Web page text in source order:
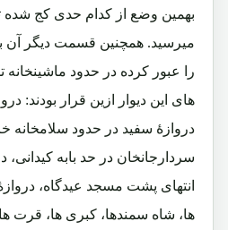
بهمین وضع از کدام حدی کج شده
میرسید. همچنین قسمت دیگر آن
را عبور کرده در حدود ماشینخانه
های این دیوار ازین قرار بودند:
دروازۀ سفید در حدود سلامخانه
سردارجانخان در حد بابه کیدانی،
انتهای پشت مسجد عیدگاه،
ها، شاه سمندها، کبری ها، قرت